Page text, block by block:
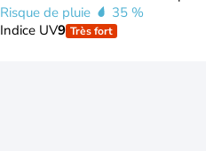
Risque de pluie
35 %
Indice UV9 Très fort